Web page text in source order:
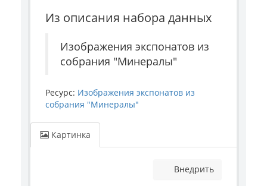
Из описания набора данных
Изображения экспонатов из
собрания "Минералы"
Ресурс: Изображения экспонатов из
собрания "Минералы"
Картинка
Внедрить